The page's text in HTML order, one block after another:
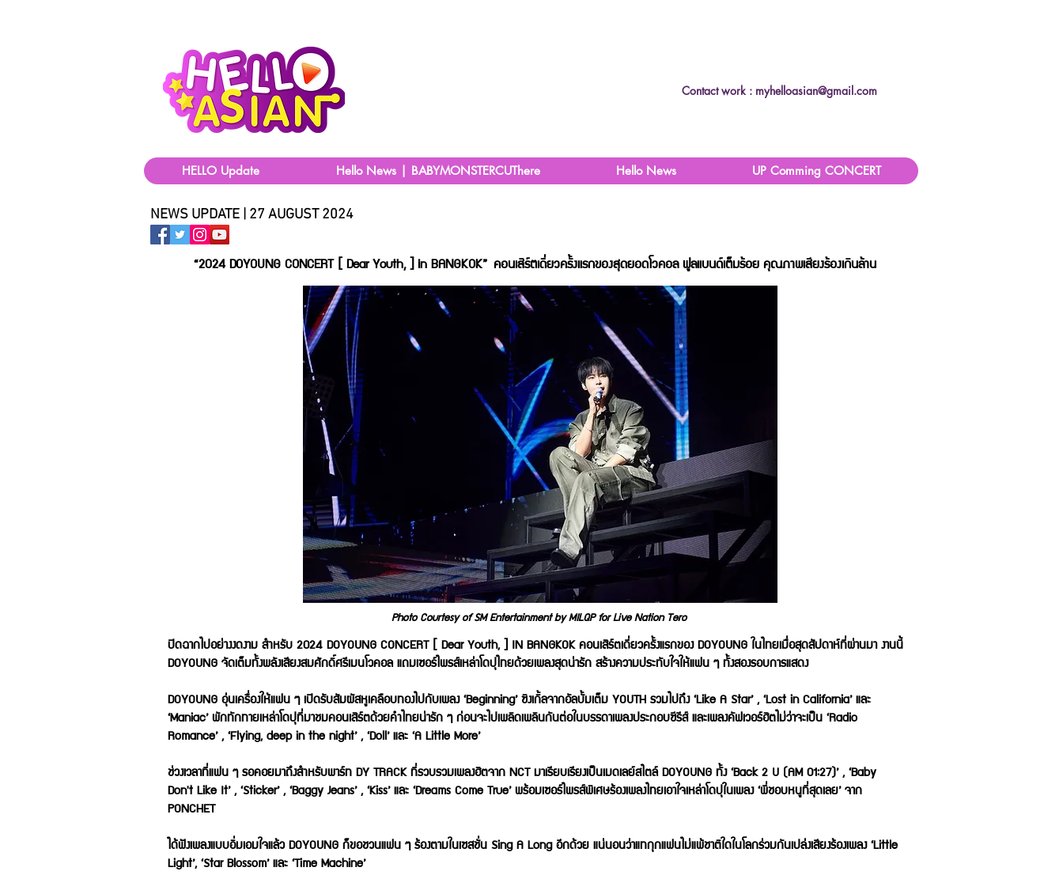
Contact work : myhelloasian@gmail.com
HELLO Update Hello News | BABYMONSTERCUThere Hello News UP Comming CONCERT
NEWS UPDATE | 27 AUGUST 2024
“2024 DOYOUNG CONCERT [ Dear Youth, ] in BANGKOK” คอนเสิร์ตเดี่ยวครั้งแรกของสุดยอดโวคอล ฟูลแบนด์เต็มร้อย คุณภาพเสียงร้องเกินล้าน
Photo Courtesy of SM Entertainment by MILQP for Live Nation Tero
ปิดฉากไปอย่างงดงาม สำหรับ 2024 DOYOUNG CONCERT [ Dear Youth, ] IN BANGKOK คอนเสิร์ตเดี่ยวครั้งแรกของ DOYOUNG ในไทยเมื่อสุดสัปดาห์ที่ผ่านมา งานนี้
DOYOUNG จัดเต็มทั้งพลังเสียงสมศักดิ์ศรีเมนโวคอล แถมเซอร์ไพรส์เหล่าโดปุไทยด้วยเพลงสุดน่ารัก สร้างความประทับใจให้แฟน ๆ ทั้งสองรอบการแสดง
DOYOUNG อุ่นเครื่องให้แฟน ๆ เปิดรับสัมผัสหูเคลือบทองไปกับเพลง ‘Beginning’ ซิงเกิ้ลจากอัลบั้มเต็ม YOUTH รวมไปถึง ‘Like A Star’ , ‘Lost in California’ และ
‘Maniac’ พักทักทายเหล่าโดปุที่มาชมคอนเสิร์ตด้วยคำไทยน่ารัก ๆ ก่อนจะไปเพลิดเพลินกันต่อในบรรดาเพลงประกอบซีรีส์ และเพลงคัฟเวอร์ฮิตไม่ว่าจะเป็น ‘Radio
Romance’ , ‘Flying, deep in the night’ , ‘Doll’ และ ‘A Little More’
ช่วงเวลาที่แฟน ๆ รอคอยมาถึงสำหรับพาร์ท DY TRACK ที่รวบรวมเพลงฮิตจาก NCT มาเรียบเรียงเป็นเมดเลย์สไตล์ DOYOUNG ทั้ง ‘Back 2 U (AM 01:27)’ , ‘Baby
Don't Like It’ , ‘Sticker’ , ‘Baggy Jeans’ , ‘Kiss’ และ ‘Dreams Come True’ พร้อมเซอร์ไพรส์พิเศษร้องเพลงไทยเอาใจเหล่าโดปุในเพลง ‘พี่ชอบหนูที่สุดเลย’ จาก
PONCHET
ได้ฟังเพลงแบบอิ่มเอมใจแล้ว DOYOUNG ก็ขอชวนแฟน ๆ ร้องตามในเซสชั่น Sing A Long อีกด้วย แน่นอนว่าแทกุกแฟนไม่แพ้ชาติใดในโลกร่วมกันเปล่งเสียงร้องเพลง ‘Little
Light’, ‘Star Blossom’ และ ‘Time Machine’